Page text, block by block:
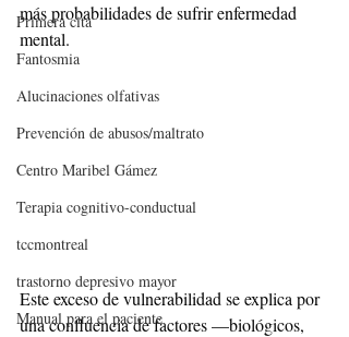
Primera cita
Fantosmia
Alucinaciones olfativas
Prevención de abusos/maltrato
Centro Maribel Gámez
Terapia cognitivo-conductual
tccmontreal
trastorno depresivo mayor
Manual para el paciente
más probabilidades de sufrir enfermedad
mental.
Este exceso de vulnerabilidad se explica por
una confluencia de factores —biológicos,